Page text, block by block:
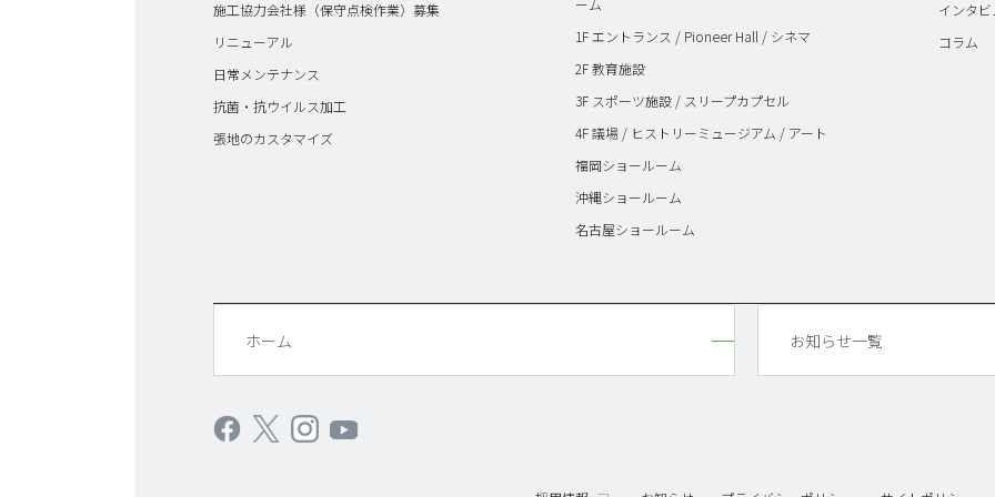
施工協力会社様（保守点検作業）募集
リニューアル
日常メンテナンス
抗菌・抗ウイルス加工
張地のカスタマイズ
ーム
1F エントランス / Pioneer Hall / シネマ
2F 教育施設
3F スポーツ施設 / スリープカプセル
4F 議場 / ヒストリーミュージアム / アート
福岡ショールーム
沖縄ショールーム
名古屋ショールーム
インタ
コラム
ホーム お知らせ一覧